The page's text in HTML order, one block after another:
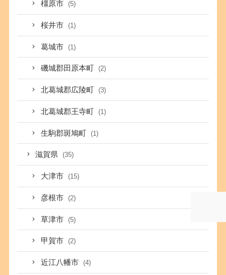
橿原市 (5)
桜井市 (1)
葛城市 (1)
磯城郡田原本町 (2)
北葛城郡広陵町 (3)
北葛城郡王寺町 (1)
生駒郡斑鳩町 (1)
滋賀県 (35)
大津市 (15)
彦根市 (2)
草津市 (5)
甲賀市 (2)
近江八幡市 (4)